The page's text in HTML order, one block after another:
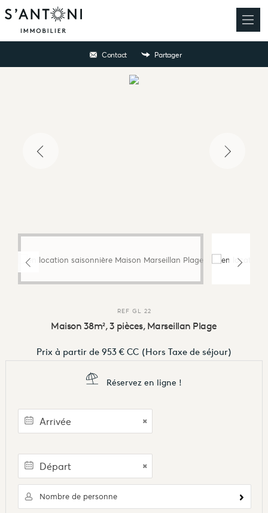
Contact Partager
REF GL 22
Maison 38m², 3 pièces, Marseillan Plage
Prix à partir de953 € CC(Hors Taxe de séjour)
Réservez en ligne !
Nombre de personne